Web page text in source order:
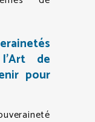
de
pour